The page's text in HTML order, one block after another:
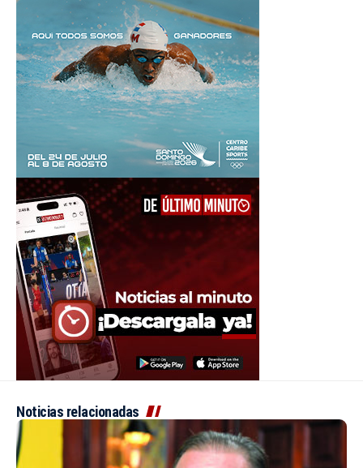
Noticias relacionadas